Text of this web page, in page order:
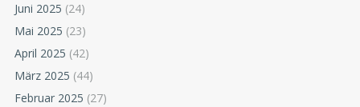
Juni 2025 (24)
Mai 2025 (23)
April 2025 (42)
März 2025 (44)
Februar 2025 (27)